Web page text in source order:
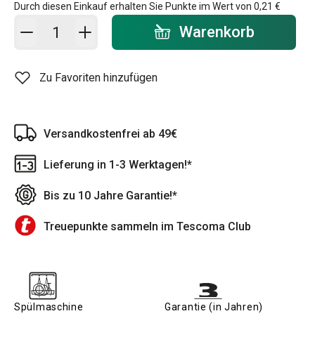
Durch diesen Einkauf erhalten Sie Punkte im Wert von 0,21 €
In den Warenkorb - Menge Warenkorb
Zu Favoriten hinzufügen
Versandkostenfrei ab 49€
Lieferung in 1-3 Werktagen!*
Bis zu 10 Jahre Garantie!*
Treuepunkte sammeln im Tescoma Club
Spülmaschine Garantie (in Jahren)